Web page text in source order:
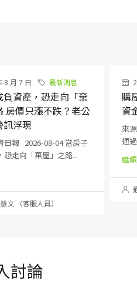
8 月 7 日 最新消息
負資產，恐走向「棄
房價只漲不跌？老公
訊浮現
日報 2026-08-04 當房子
恐走向「棄屋」之路...
文 （客服人員）
購
資
來
通
繼
討論